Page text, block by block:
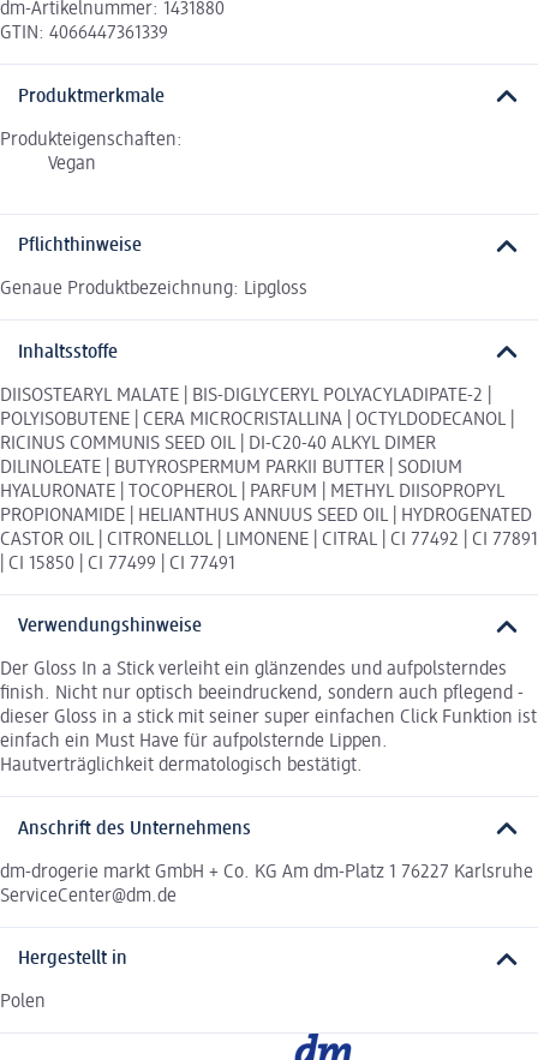
dm-Artikelnummer: 1431880
GTIN: 4066447361339
Produktmerkmale
Produkteigenschaften:
Vegan
Pflichthinweise
Genaue Produktbezeichnung: Lipgloss
Inhaltsstoffe
DIISOSTEARYL MALATE | BIS-DIGLYCERYL POLYACYLADIPATE-2 |
POLYISOBUTENE | CERA MICROCRISTALLINA | OCTYLDODECANOL |
RICINUS COMMUNIS SEED OIL | DI-C20-40 ALKYL DIMER
DILINOLEATE | BUTYROSPERMUM PARKII BUTTER | SODIUM
HYALURONATE | TOCOPHEROL | PARFUM | METHYL DIISOPROPYL
PROPIONAMIDE | HELIANTHUS ANNUUS SEED OIL | HYDROGENATED
CASTOR OIL | CITRONELLOL | LIMONENE | CITRAL | CI 77492 | CI 77891
| CI 15850 | CI 77499 | CI 77491
Verwendungshinweise
Der Gloss In a Stick verleiht ein glänzendes und aufpolsterndes
finish. Nicht nur optisch beeindruckend, sondern auch pflegend -
dieser Gloss in a stick mit seiner super einfachen Click Funktion ist
einfach ein Must Have für aufpolsternde Lippen.
Hautverträglichkeit dermatologisch bestätigt.
Anschrift des Unternehmens
dm-drogerie markt GmbH + Co. KG Am dm-Platz 1 76227 Karlsruhe
ServiceCenter@dm.de
Hergestellt in
Polen